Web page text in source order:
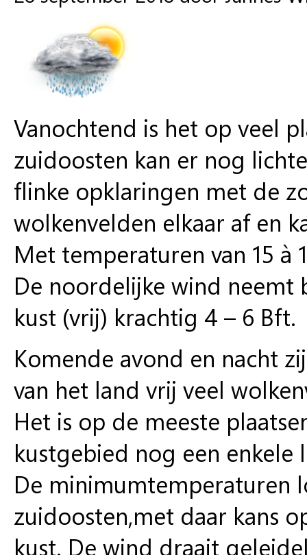
Vanochtend is het op veel
zuidoosten kan er nog
flinke opklaringen met de
wolkenvelden elkaar af en
Met temperaturen van 15 à
De noordelijke wind neemt
kust (vrij) krachtig 4 – 6 Bft.
Komende avond en nacht
van het land vrij veel
Het is op de meeste
kustgebied nog een enkele
De minimumtemperaturen
zuidoosten,met daar kans
kust. De wind draait